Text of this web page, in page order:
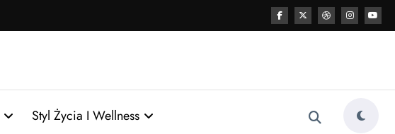
Styl Życia I Wellness